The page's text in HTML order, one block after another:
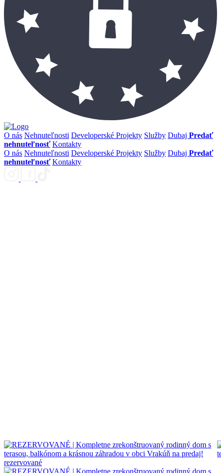
O nás Nehnuteľnosti Developerské Projekty Služby Dubaj Predať
nehnuteľnosť Kontakty
O nás Nehnuteľnosti Developerské Projekty Služby Dubaj Predať
nehnuteľnosť Kontakty
rezervované